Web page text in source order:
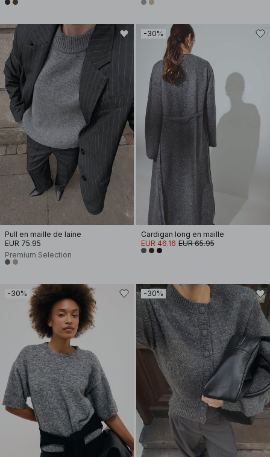
Pull en maille de laine
EUR 75.95
Premium Selection
-30%
Cardigan long en maille
EUR 46.16 EUR 65.95
-30% -30%